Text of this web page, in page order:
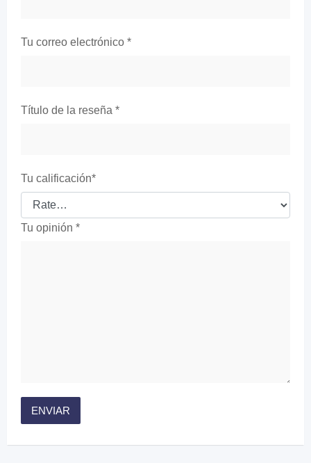
Tu correo electrónico *
Título de la reseña *
Tu calificación*
Tu opinión *